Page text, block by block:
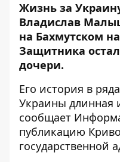
Жизнь за
Владислав
на Бахмутском
Защитника
дочери.
Его история в
Украины длинная
сообщает
публикацию
государственной